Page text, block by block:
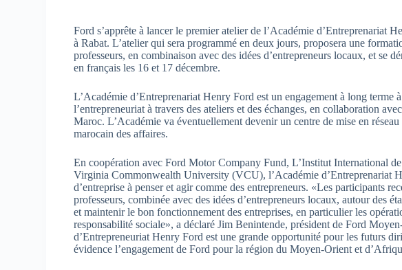
Ford s’apprête à lancer le premier atelier de l’Académie d’Entreprenariat
à Rabat. L’atelier qui sera programmé en deux jours, proposera une
professeurs, en combinaison avec des idées d’entrepreneurs locaux, et se
en français les 16 et 17 décembre.
L’Académie d’Entreprenariat Henry Ford est un engagement à long terme
l’entrepreneuriat à travers des ateliers et des échanges, en collaboration
Maroc. L’Académie va éventuellement devenir un centre de mise en
marocain des affaires.
En coopération avec Ford Motor Company Fund, L’Institut International
Virginia Commonwealth University (VCU), l’Académie d’Entreprenariat
d’entreprise à penser et agir comme des entrepreneurs. «Les participants
professeurs, combinée avec des idées d’entrepreneurs locaux, autour des
et maintenir le bon fonctionnement des entreprises, en particulier les
responsabilité sociale», a déclaré Jim Benintende, président de Ford
d’Entrepreneuriat Henry Ford est une grande opportunité pour les futurs
évidence l’engagement de Ford pour la région du Moyen-Orient et